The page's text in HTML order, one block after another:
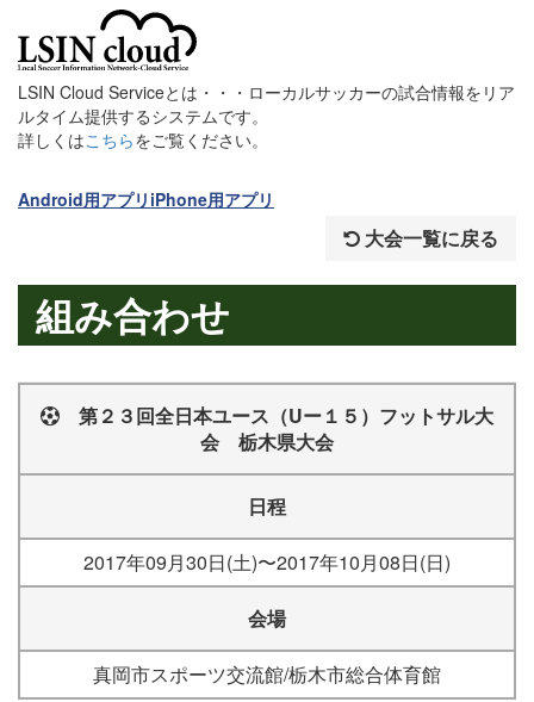
LSIN Cloud Serviceとは・・・ローカルサッカーの試合情報をリア
ルタイム提供するシステムです。
詳しくはこちらをご覧ください。
Android用アプリ iPhone用アプリ
大会一覧に戻る
組み合わせ
第２３回全日本ユース（Uー１５）フットサル大
会 栃木県大会
日程
2017年09月30日(土)〜2017年10月08日(日)
会場
真岡市スポーツ交流館/栃木市総合体育館